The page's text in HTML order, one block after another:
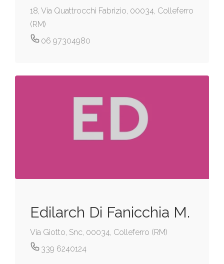
18, Via Quattrocchi Fabrizio, 00034, Colleferro
(RM)
06 97304980
Edilarch Di Fanicchia M.
Via Giotto, Snc, 00034, Colleferro (RM)
339 6240124